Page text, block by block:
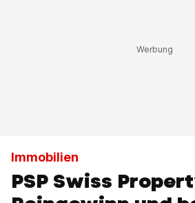
Immobilien
PSP Swiss